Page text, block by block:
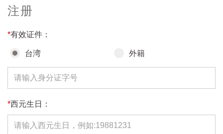
注册
*有效证件：
台湾 外籍
*西元生日：